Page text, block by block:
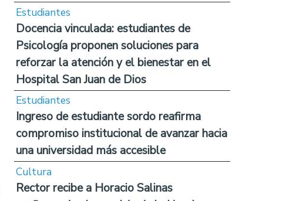
Estudiantes
Docencia vinculada: estudiantes de
Psicología proponen soluciones para
reforzar la atención y el bienestar en el
Hospital San Juan de Dios
Estudiantes
Ingreso de estudiante sordo reafirma
compromiso institucional de avanzar hacia
una universidad más accesible
Cultura
Rector recibe a Horacio Salinas